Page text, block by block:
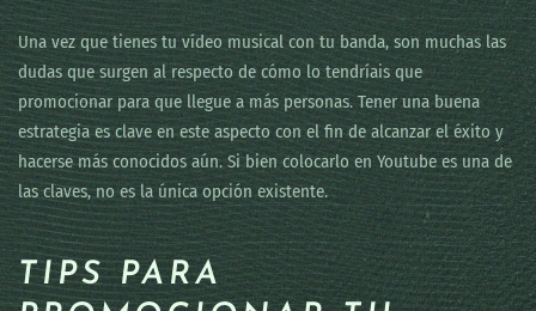
Una vez que tienes tu vídeo musical con tu banda, son muchas las
dudas que surgen al respecto de cómo lo tendríais que
promocionar para que llegue a más personas. Tener una buena
estrategia es clave en este aspecto con el fin de alcanzar el éxito y
hacerse más conocidos aún. Si bien colocarlo en Youtube es una de
las claves, no es la única opción existente.
TIPS PARA